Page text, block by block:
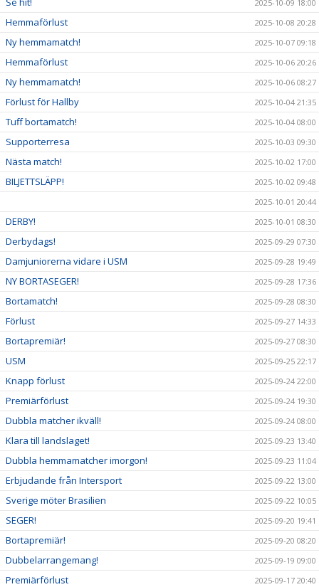
2025-10-09 18:00
Hemmaförlust 2025-10-08 20:28
Ny hemmamatch! 2025-10-07 09:18
Hemmaförlust 2025-10-06 20:26
Ny hemmamatch! 2025-10-06 08:27
Förlust för Hallby 2025-10-04 21:35
Tuff bortamatch! 2025-10-04 08:00
Supporterresa 2025-10-03 09:30
Nästa match! 2025-10-02 17:00
BILJETTSLÄPP!
2025-10-02 09:48
2025-10-01 20:44
DERBY! 2025-10-01 08:30
Derbydags! 2025-09-29 07:30
Damjuniorerna vidare i USM 2025-09-28 19:49
NY BORTASEGER! 2025-09-28 17:36
Bortamatch! 2025-09-28 08:30
Förlust 2025-09-27 14:33
Bortapremiär! 2025-09-27 08:30
USM 2025-09-25 22:17
Knapp förlust 2025-09-24 22:00
Premiärförlust 2025-09-24 19:30
Dubbla matcher ikväll! 2025-09-24 08:00
Klara till landslaget! 2025-09-23 13:40
Dubbla hemmamatcher imorgon! 2025-09-23 11:04
Erbjudande från Intersport 2025-09-22 13:00
Sverige möter Brasilien 2025-09-22 10:05
SEGER! 2025-09-20 19:41
Bortapremiär! 2025-09-20 08:20
Dubbelarrangemang! 2025-09-19 09:00
Premiärförlust 2025-09-17 20:40